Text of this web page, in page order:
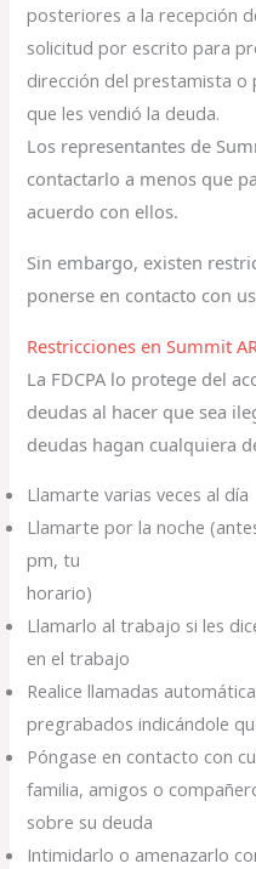
posteriores a la recepción
solicitud por escrito para
dirección del prestamista
que les vendió la deuda.
Los representantes de
contactarlo a menos que
acuerdo con ellos.
Sin embargo, existen
ponerse en contacto con
Restricciones en Summit AR
La FDCPA lo protege del
deudas al hacer que sea
deudas hagan cualquiera
Llamarte varias veces al día
Llamarte por la noche
pm, tu
horario)
Llamarlo al trabajo si les
en el trabajo
Realice llamadas
pregrabados indicándole
Póngase en contacto con
familia, amigos o
sobre su deuda
Intimidarlo o amenazarlo